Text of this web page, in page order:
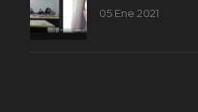
05 Ene 2021